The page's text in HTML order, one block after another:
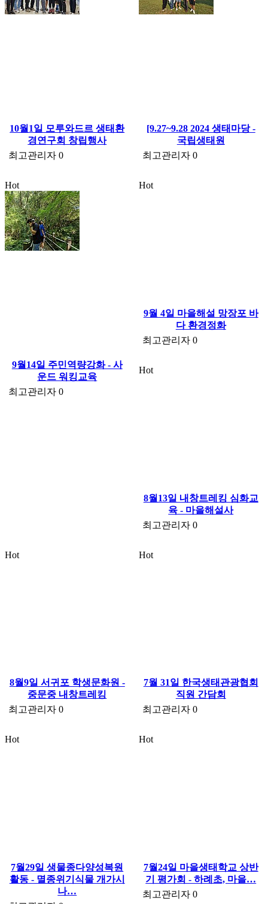
10월1일 모루와드르 생태환
경연구회 창립행사
최고관리자 0
[9.27~9.28 2024 생태마당 -
국립생태원
최고관리자 0
Hot
9월14일 주민역량강화 - 사
운드 워킹교육
최고관리자 0
Hot
9월 4일 마을해설 망장포 바
다 환경정화
최고관리자 0
Hot
8월13일 내창트레킹 심화교
육 - 마을해설사
최고관리자 0
Hot
8월9일 서귀포 학생문화원 -
중문중 내창트레킹
최고관리자 0
Hot
7월 31일 한국생태관광협회
직원 간담회
최고관리자 0
Hot
7월29일 생물종다양성복원
활동 - 멸종위기식물 개가시
나…
Hot
7월24일 마을생태학교 상반
기 평가회 - 하례초, 마을…
최고관리자 0